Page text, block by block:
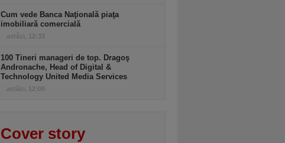
Cum vede Banca Naţională piaţa
imobiliară comercială
astăzi, 12:33
100 Tineri manageri de top. Dragoş
Andronache, Head of Digital &
Technology United Media Services
astăzi, 12:00
Cover story